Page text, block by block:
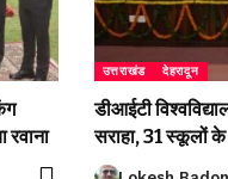
रवाना
उत्तराखंड देहरादून
डीआईटी
सराहा, 31 स्कूलों के